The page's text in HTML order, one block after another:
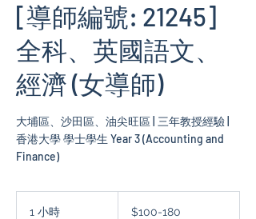
[導師編號: 21245]
全科、英國語文、
經濟 (女導師)
大埔區、沙田區、油尖旺區 | 三年教授經驗 |
香港大學 學士學生 Year 3 (Accounting and
Finance)
1 小時 $100-180